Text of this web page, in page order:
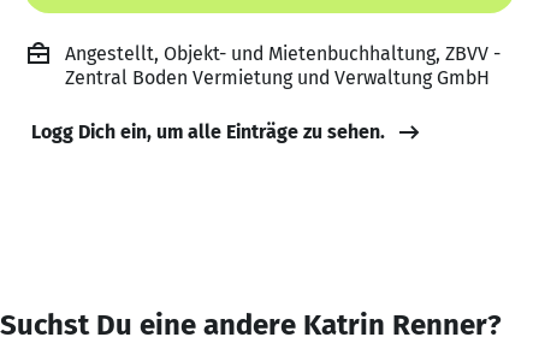
Angestellt, Objekt- und Mietenbuchhaltung, ZBVV -
Zentral Boden Vermietung und Verwaltung GmbH
Logg Dich ein, um alle Einträge zu sehen.
Suchst Du eine andere Katrin Renner?